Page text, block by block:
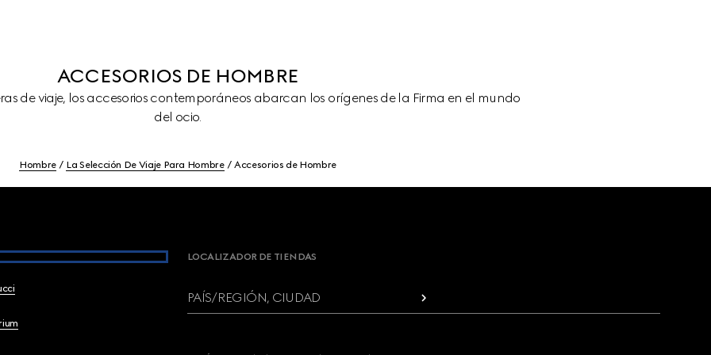
ACCESORIOS DE HOMBRE
de viaje, los accesorios contemporáneos abarcan los orígenes de la Firma en el mundo
del ocio.
Hombre La Selección De Viaje Para Hombre Accesorios de Hombre
LOCALIZADOR DE TIENDAS
PAÍS/REGIÓN, CIUDAD